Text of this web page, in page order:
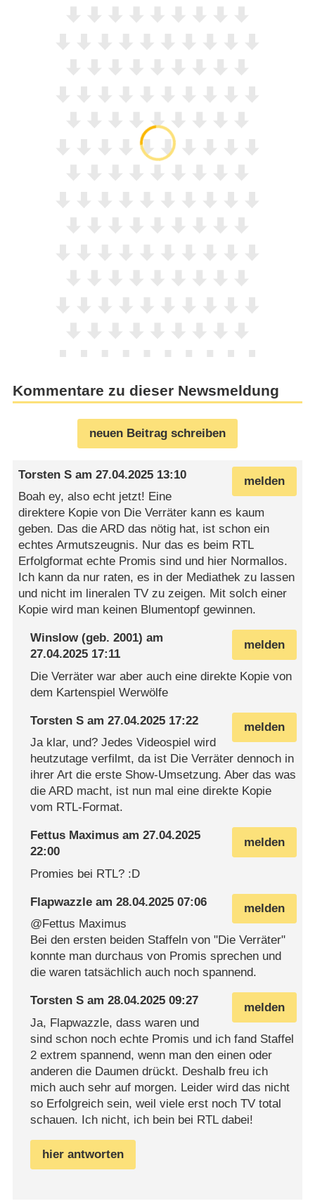
Kommentare zu dieser Newsmeldung
neuen Beitrag schreiben
melden
Torsten S am27.04.2025 13:10
Boah ey, also echt jetzt! Eine
direktere Kopie von Die Verräter kann es kaum
geben. Das die ARD das nötig hat, ist schon ein
echtes Armutszeugnis. Nur das es beim RTL
Erfolgformat echte Promis sind und hier Normallos.
Ich kann da nur raten, es in der Mediathek zu lassen
und nicht im lineralen TV zu zeigen. Mit solch einer
Kopie wird man keinen Blumentopf gewinnen.
melden
Winslow (geb. 2001) am
27.04.2025 17:11
Die Verräter war aber auch eine direkte Kopie von
dem Kartenspiel Werwölfe
melden
Torsten S am27.04.2025 17:22
Ja klar, und? Jedes Videospiel wird
heutzutage verfilmt, da ist Die Verräter dennoch in
ihrer Art die erste Show-Umsetzung. Aber das was
die ARD macht, ist nun mal eine direkte Kopie
vom RTL-Format.
melden
Fettus Maximusam27.04.2025
22:00
Promies bei RTL? :D
melden
Flapwazzle am28.04.2025 07:06
@Fettus Maximus
Bei den ersten beiden Staffeln von "Die Verräter"
konnte man durchaus von Promis sprechen und
die waren tatsächlich auch noch spannend.
melden
Torsten S am28.04.2025 09:27
Ja, Flapwazzle, dass waren und
sind schon noch echte Promis und ich fand Staffel
2 extrem spannend, wenn man den einen oder
anderen die Daumen drückt. Deshalb freu ich
mich auch sehr auf morgen. Leider wird das nicht
so Erfolgreich sein, weil viele erst noch TV total
schauen. Ich nicht, ich bein bei RTL dabei!
hier antworten